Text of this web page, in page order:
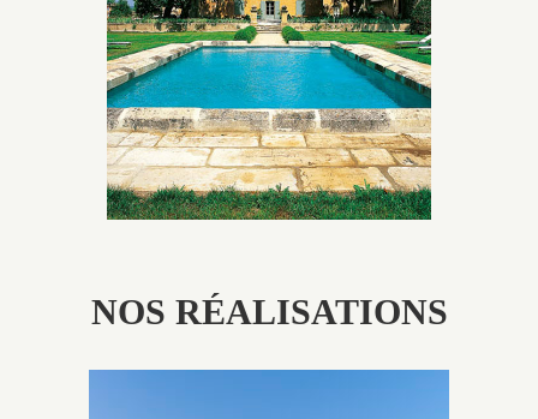
utilisés pour garder un aspect ancien, retrouver une
patine naturelle ou créer un ornement de pierres de
taille.
NOS RÉALISATIONS